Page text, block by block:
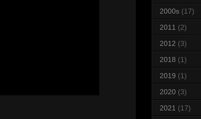
2000s (17)
2011 (2)
2012 (3)
2018 (1)
2019 (1)
2020 (3)
2021 (17)